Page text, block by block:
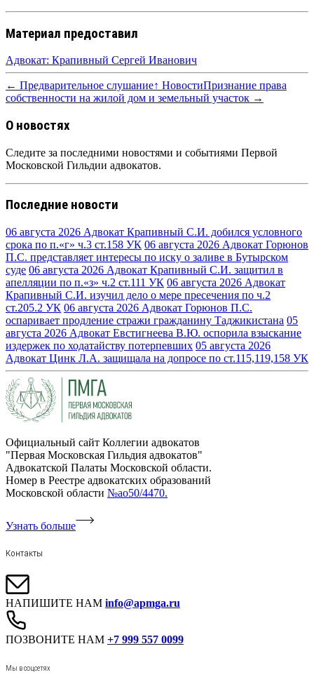
Материал предоставил
Адвокат: Крапивный Сергей Иванович
← Предварительное слушание↑ НовостиПризнание права
собственности на жилой дом и земельный участок →
О новостях
Следите за последними новостями и событиями Первой
Московской Гильдии адвокатов.
Последние новости
06 августа 2026 Адвокат Крапивный С.И. добился условного
срока по п.«г» ч.3 ст.158 УК 06 августа 2026 Адвокат Горюнов
П.С. представляет интересы по иску о заливе в Бутырском
суде 06 августа 2026 Адвокат Крапивный С.И. защитил в
апелляции по п.«з» ч.2 ст.111 УК 06 августа 2026 Адвокат
Крапивный С.И. изучил дело о мере пресечения по ч.2
ст.205.2 УК 06 августа 2026 Адвокат Горюнов П.С.
оспаривает продление стражи гражданину Таджикистана 05
августа 2026 Адвокат Евстигнеева В.Ю. оспорила взыскание
издержек по ходатайству потерпевших 05 августа 2026
Адвокат Цинк Л.А. защищала на допросе по ст.115,119,158 УК
Официальный сайт Коллегии адвокатов
"Первая Московская Гильдия адвокатов"
Адвокатской Палаты Московской области.
Номер в Реестре адвокатских образований
Московской области №ао50/4470.
Узнать больше
Контакты
НАПИШИТЕ НАМ info@apmga.ru
ПОЗВОНИТЕ НАМ +7 999 557 0099
Мы в соцсетях